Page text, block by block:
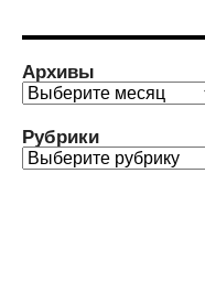
Архивы
Архивы
Рубрики
Рубрики